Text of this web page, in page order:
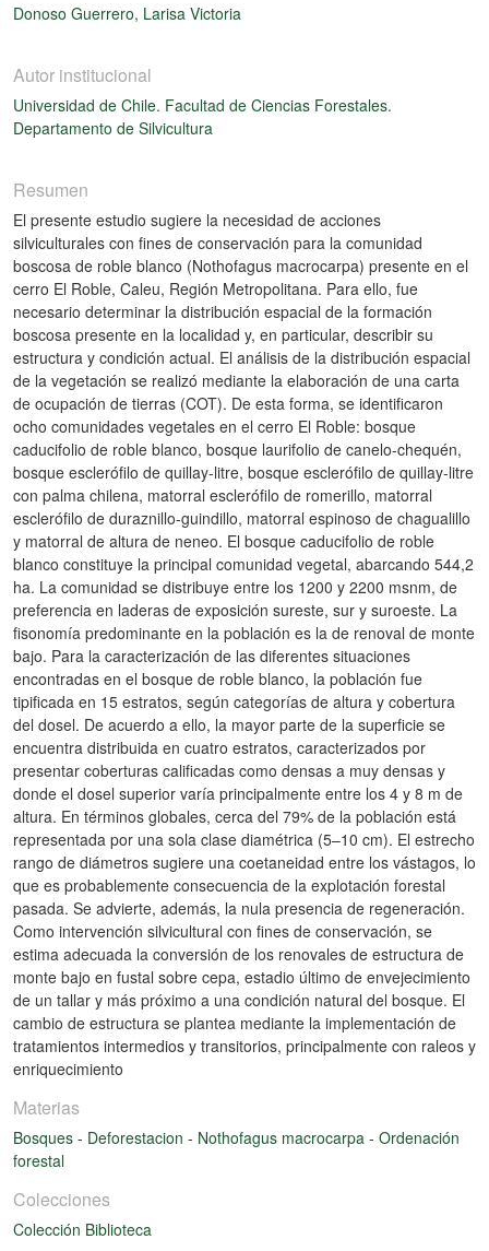
Donoso Guerrero, Larisa Victoria
Autor institucional
Universidad de Chile. Facultad de Ciencias Forestales.
Departamento de Silvicultura
Resumen
El presente estudio sugiere la necesidad de acciones
silviculturales con fines de conservación para la comunidad
boscosa de roble blanco (Nothofagus macrocarpa) presente en el
cerro El Roble, Caleu, Región Metropolitana. Para ello, fue
necesario determinar la distribución espacial de la formación
boscosa presente en la localidad y, en particular, describir su
estructura y condición actual. El análisis de la distribución espacial
de la vegetación se realizó mediante la elaboración de una carta
de ocupación de tierras (COT). De esta forma, se identificaron
ocho comunidades vegetales en el cerro El Roble: bosque
caducifolio de roble blanco, bosque laurifolio de canelo-chequén,
bosque esclerófilo de quillay-litre, bosque esclerófilo de quillay-litre
con palma chilena, matorral esclerófilo de romerillo, matorral
esclerófilo de duraznillo-guindillo, matorral espinoso de chagualillo
y matorral de altura de neneo. El bosque caducifolio de roble
blanco constituye la principal comunidad vegetal, abarcando 544,2
ha. La comunidad se distribuye entre los 1200 y 2200 msnm, de
preferencia en laderas de exposición sureste, sur y suroeste. La
fisonomía predominante en la población es la de renoval de monte
bajo. Para la caracterización de las diferentes situaciones
encontradas en el bosque de roble blanco, la población fue
tipificada en 15 estratos, según categorías de altura y cobertura
del dosel. De acuerdo a ello, la mayor parte de la superficie se
encuentra distribuida en cuatro estratos, caracterizados por
presentar coberturas calificadas como densas a muy densas y
donde el dosel superior varía principalmente entre los 4 y 8 m de
altura. En términos globales, cerca del 79% de la población está
representada por una sola clase diamétrica (5–10 cm). El estrecho
rango de diámetros sugiere una coetaneidad entre los vástagos, lo
que es probablemente consecuencia de la explotación forestal
pasada. Se advierte, además, la nula presencia de regeneración.
Como intervención silvicultural con fines de conservación, se
estima adecuada la conversión de los renovales de estructura de
monte bajo en fustal sobre cepa, estadio último de envejecimiento
de un tallar y más próximo a una condición natural del bosque. El
cambio de estructura se plantea mediante la implementación de
tratamientos intermedios y transitorios, principalmente con raleos y
enriquecimiento
Materias
Bosques - Deforestacion - Nothofagus macrocarpa - Ordenación
forestal
Colecciones
Colección Biblioteca